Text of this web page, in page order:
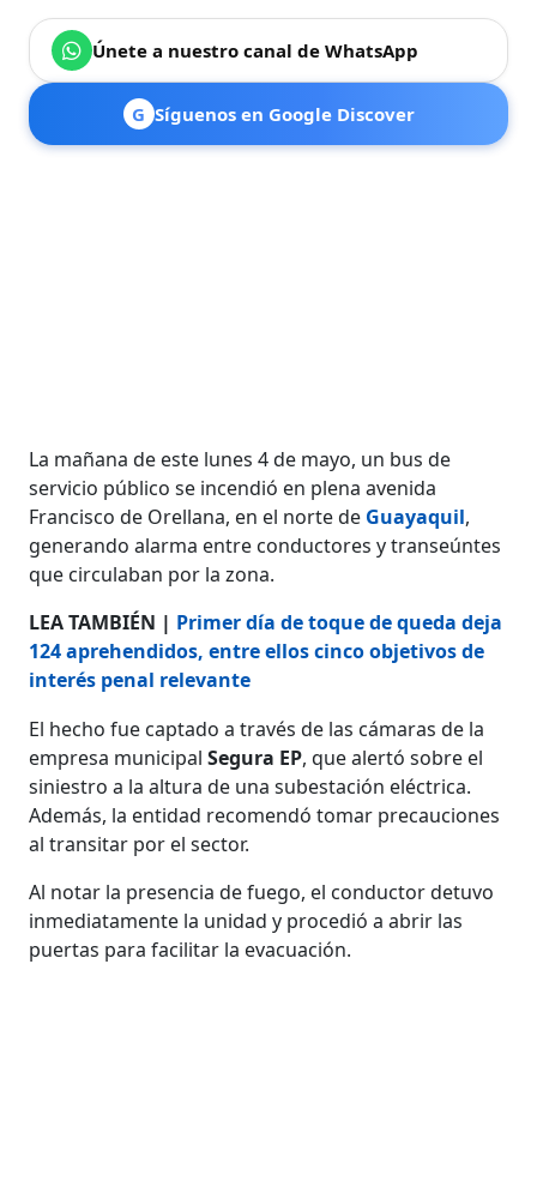
Únete a nuestro canal de WhatsApp
G Síguenos en Google Discover
La mañana de este lunes 4 de mayo, un bus de
servicio público se incendió en plena avenida
Francisco de Orellana, en el norte de Guayaquil,
generando alarma entre conductores y transeúntes
que circulaban por la zona.
LEA TAMBIÉN | Primer día de toque de queda deja
124 aprehendidos, entre ellos cinco objetivos de
interés penal relevante
El hecho fue captado a través de las cámaras de la
empresa municipalSegura EP, que alertó sobre el
siniestro a la altura de una subestación eléctrica.
Además, la entidad recomendó tomar precauciones
al transitar por el sector.
Al notar la presencia de fuego, el conductor detuvo
inmediatamente la unidad y procedió a abrir las
puertas para facilitar la evacuación.